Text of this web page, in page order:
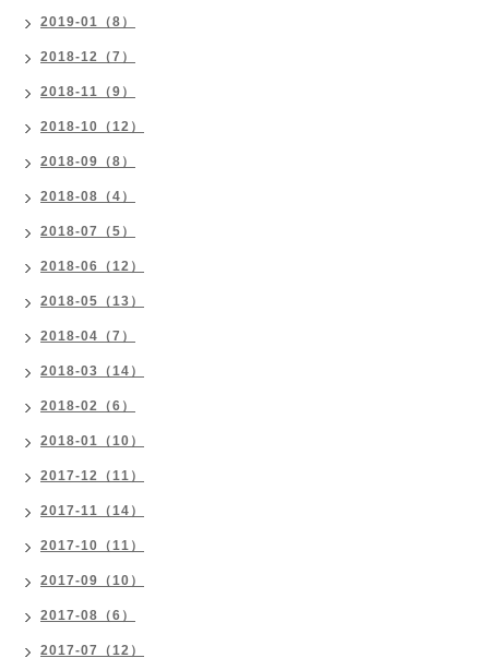
2019-01（8）
2018-12（7）
2018-11（9）
2018-10（12）
2018-09（8）
2018-08（4）
2018-07（5）
2018-06（12）
2018-05（13）
2018-04（7）
2018-03（14）
2018-02（6）
2018-01（10）
2017-12（11）
2017-11（14）
2017-10（11）
2017-09（10）
2017-08（6）
2017-07（12）